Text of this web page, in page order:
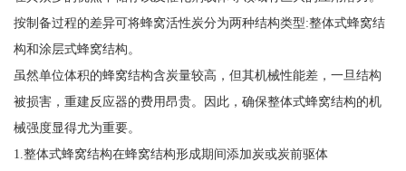
按制备过程的差异可将蜂窝活性炭分为两种结构类型:整体式蜂窝结
构和涂层式蜂窝结构。
虽然单位体积的蜂窝结构含炭量较高，但其机械性能差，一旦结构
被损害，重建反应器的费用昂贵。因此，确保整体式蜂窝结构的机
械强度显得尤为重要。
1.整体式蜂窝结构在蜂窝结构形成期间添加炭或炭前驱体